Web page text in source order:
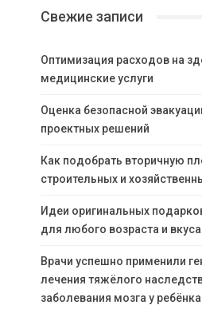
Свежие записи
Оптимизация расходов на
медицинские услуги
Оценка безопасной
проектных решений
Как подобрать вторичную
строительных и
Идеи оригинальных
для любого возраста и вкуса
Врачи успешно применили
лечения тяжёлого
заболевания мозга у ребёнка